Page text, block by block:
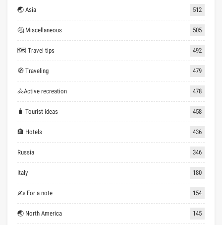
🌏 Asia 512
🤔 Miscellaneous 505
🗺 Travel tips 492
🧭 Traveling 479
🚴Active recreation 478
🧳 Tourist ideas 458
🏨 Hotels 436
Russia 346
Italy 180
✍ For a note 154
🌏 North America 145